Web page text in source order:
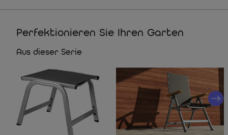
Perfektionieren Sie Ihren Garten
Aus dieser Serie